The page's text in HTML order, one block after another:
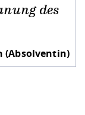
des
(Absolventin)